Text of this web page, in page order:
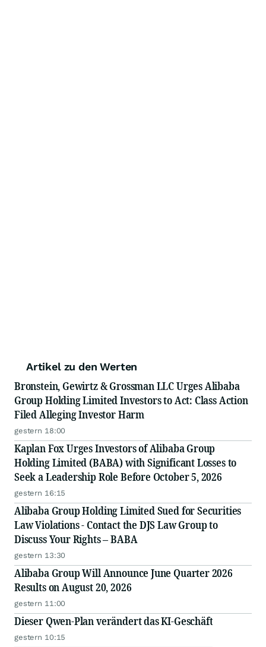
Artikel zu den Werten
Bronstein, Gewirtz & Grossman LLC Urges Alibaba
Group Holding Limited Investors to Act: Class Action
Filed Alleging Investor Harm
gestern 18:00
Kaplan Fox Urges Investors of Alibaba Group
Holding Limited (BABA) with Significant Losses to
Seek a Leadership Role Before October 5, 2026
gestern 16:15
Alibaba Group Holding Limited Sued for Securities
Law Violations - Contact the DJS Law Group to
Discuss Your Rights – BABA
gestern 13:30
Alibaba Group Will Announce June Quarter 2026
Results on August 20, 2026
gestern 11:00
Dieser Qwen-Plan verändert das KI-Geschäft
gestern 10:15